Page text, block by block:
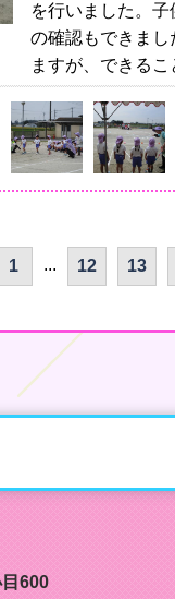
を行いました。
の確認もできま
ますが、できるこ
1 ... 12 13
600